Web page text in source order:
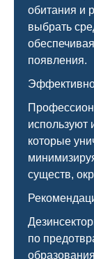
обитания и
выбрать
появления.
используют
которые
существ,
по